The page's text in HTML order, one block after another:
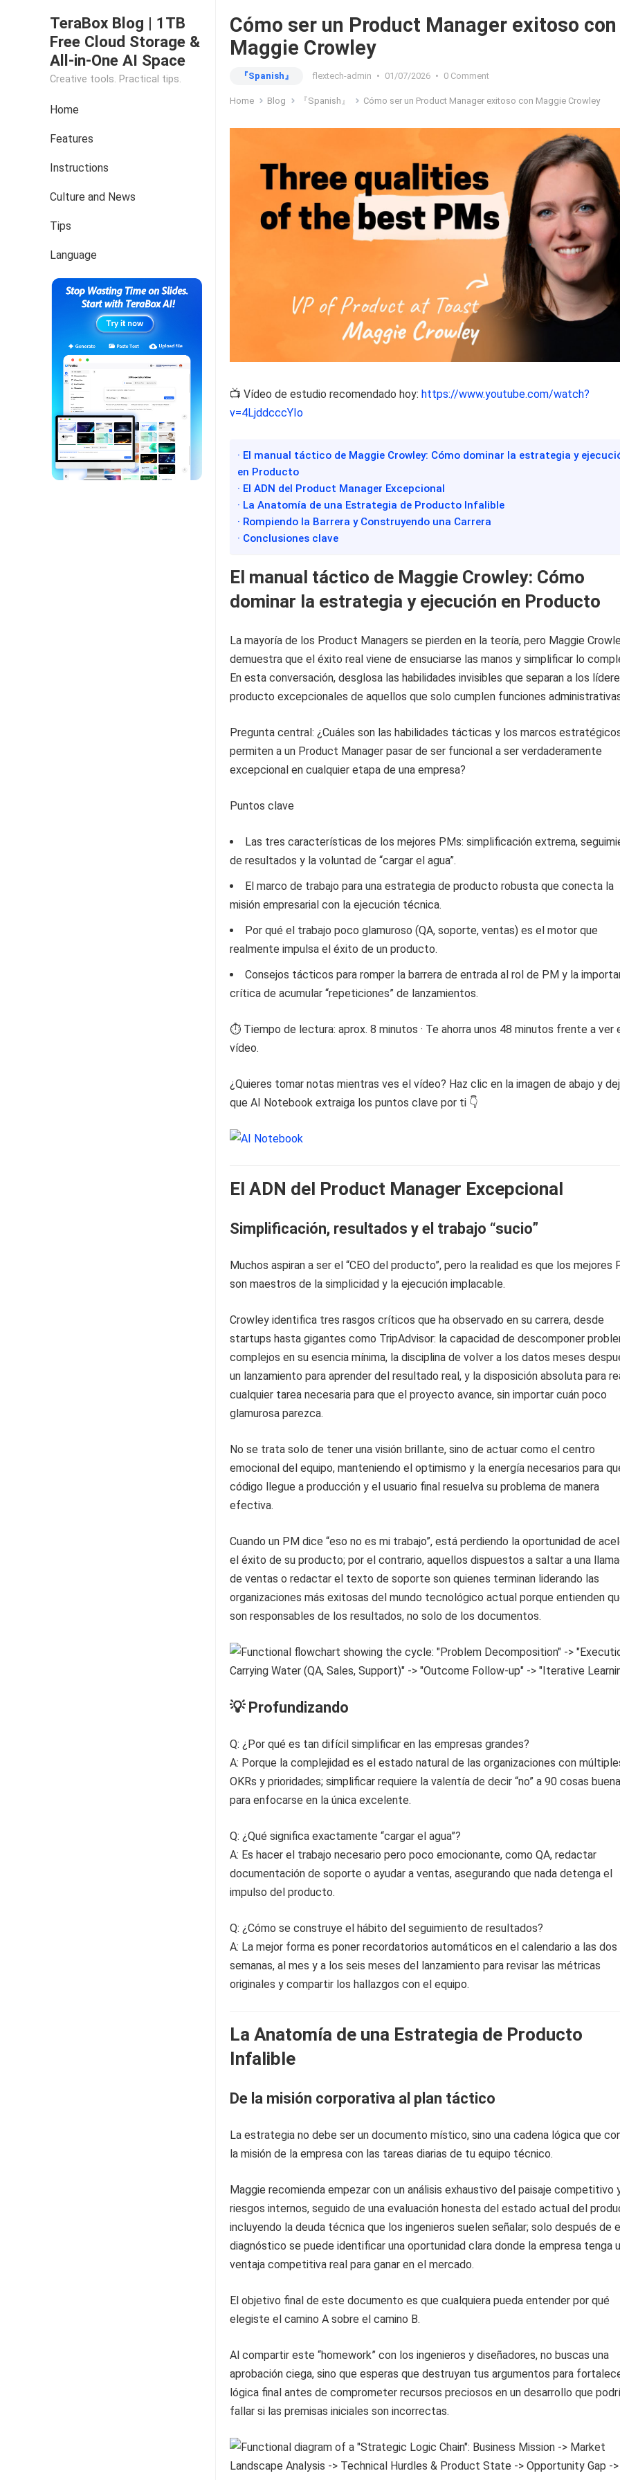
TeraBox Blog | 1TB
Free Cloud Storage &
All-in-One AI Space
Creative tools. Practical tips.
Home
Features
Instructions
Culture and News
Tips
Language
Cómo ser un Product Manager exitoso con
Maggie Crowley
『Spanish』 flextech-admin • 01/07/2026 • 0 Comment
Home Blog 『Spanish』 Cómo ser un Product Manager exitoso con Maggie Crowley
📺 Vídeo de estudio recomendado hoy: https://www.youtube.com/watch?
v=4LjddcccYIo
· El manual táctico de Maggie Crowley: Cómo dominar la estrategia y
en Producto
· El ADN del Product Manager Excepcional
· La Anatomía de una Estrategia de Producto Infalible
· Rompiendo la Barrera y Construyendo una Carrera
· Conclusiones clave
El manual táctico de Maggie Crowley: Cómo
dominar la estrategia y ejecución en Producto
La mayoría de los Product Managers se pierden en la teoría, pero Maggie
demuestra que el éxito real viene de ensuciarse las manos y simplificar lo
En esta conversación, desglosa las habilidades invisibles que separan a los
producto excepcionales de aquellos que solo cumplen funciones
Pregunta central: ¿Cuáles son las habilidades tácticas y los marcos
permiten a un Product Manager pasar de ser funcional a ser verdaderamente
excepcional en cualquier etapa de una empresa?
Puntos clave
Las tres características de los mejores PMs: simplificación extrema,
de resultados y la voluntad de “cargar el agua”.
El marco de trabajo para una estrategia de producto robusta que conecta la
misión empresarial con la ejecución técnica.
Por qué el trabajo poco glamuroso (QA, soporte, ventas) es el motor que
realmente impulsa el éxito de un producto.
Consejos tácticos para romper la barrera de entrada al rol de PM y la
crítica de acumular “repeticiones” de lanzamientos.
⏱️ Tiempo de lectura: aprox. 8 minutos · Te ahorra unos 48 minutos frente a ver
vídeo.
¿Quieres tomar notas mientras ves el vídeo? Haz clic en la imagen de abajo y
que AI Notebook extraiga los puntos clave por ti 👇
El ADN del Product Manager Excepcional
Simplificación, resultados y el trabajo “sucio”
Muchos aspiran a ser el “CEO del producto”, pero la realidad es que los mejores
son maestros de la simplicidad y la ejecución implacable.
Crowley identifica tres rasgos críticos que ha observado en su carrera, desde
startups hasta gigantes como TripAdvisor: la capacidad de descomponer
complejos en su esencia mínima, la disciplina de volver a los datos meses
un lanzamiento para aprender del resultado real, y la disposición absoluta para
cualquier tarea necesaria para que el proyecto avance, sin importar cuán poco
glamurosa parezca.
No se trata solo de tener una visión brillante, sino de actuar como el centro
emocional del equipo, manteniendo el optimismo y la energía necesarios para
código llegue a producción y el usuario final resuelva su problema de manera
efectiva.
Cuando un PM dice “eso no es mi trabajo”, está perdiendo la oportunidad de
el éxito de su producto; por el contrario, aquellos dispuestos a saltar a una
de ventas o redactar el texto de soporte son quienes terminan liderando las
organizaciones más exitosas del mundo tecnológico actual porque entienden
son responsables de los resultados, no solo de los documentos.
💡 Profundizando
Q: ¿Por qué es tan difícil simplificar en las empresas grandes?
A: Porque la complejidad es el estado natural de las organizaciones con
OKRs y prioridades; simplificar requiere la valentía de decir “no” a 90 cosas
para enfocarse en la única excelente.
Q: ¿Qué significa exactamente “cargar el agua”?
A: Es hacer el trabajo necesario pero poco emocionante, como QA, redactar
documentación de soporte o ayudar a ventas, asegurando que nada detenga el
impulso del producto.
Q: ¿Cómo se construye el hábito del seguimiento de resultados?
A: La mejor forma es poner recordatorios automáticos en el calendario a las dos
semanas, al mes y a los seis meses del lanzamiento para revisar las métricas
originales y compartir los hallazgos con el equipo.
La Anatomía de una Estrategia de Producto
Infalible
De la misión corporativa al plan táctico
La estrategia no debe ser un documento místico, sino una cadena lógica que
la misión de la empresa con las tareas diarias de tu equipo técnico.
Maggie recomienda empezar con un análisis exhaustivo del paisaje competitivo
riesgos internos, seguido de una evaluación honesta del estado actual del
incluyendo la deuda técnica que los ingenieros suelen señalar; solo después de
diagnóstico se puede identificar una oportunidad clara donde la empresa tenga
ventaja competitiva real para ganar en el mercado.
El objetivo final de este documento es que cualquiera pueda entender por qué
elegiste el camino A sobre el camino B.
Al compartir este “homework” con los ingenieros y diseñadores, no buscas una
aprobación ciega, sino que esperas que destruyan tus argumentos para
lógica final antes de comprometer recursos preciosos en un desarrollo que
fallar si las premisas iniciales son incorrectas.